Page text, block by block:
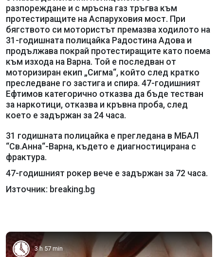
разпореждане и с мръсна газ тръгва към
протестиращите на Аспаруховия мост. При
бягството си мотористът премазва ходилото на
31-годишната полицайка Радостина Адова и
продължава покрай протестиращите като поема
към изхода на Варна. Той е последван от
моторизиран екип „Сигма“, който след кратко
преследване го застига и спира. 47-годишният
Ефтимов категорично отказва да бъде тестван
за наркотици, отказва и кръвна проба, след
което е задържан за 24 часа.
31 годишната полицайка е прегледана в МБАЛ
“Св.Анна“-Варна, където е диагностицирана с
фрактура.
47-годишният рокер вече е задържан за 72 часа.
Източник: breaking.bg
3 h 57 min